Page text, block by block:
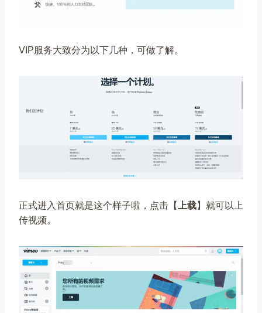
VIP服务大致分为以下几种，可做了解。
正式进入首页就是这个样子啦，点击【 上载】就可以上
传视频。